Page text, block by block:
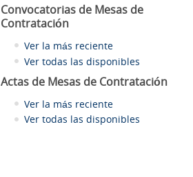
Convocatorias de Mesas de
Contratación
Ver la más reciente
Ver todas las disponibles
Actas de Mesas de Contratación
Ver la más reciente
Ver todas las disponibles